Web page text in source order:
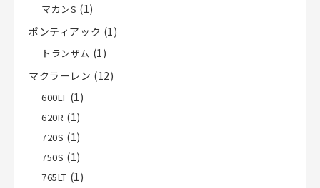
マカンS (1)
ポンティアック (1)
トランザム (1)
マクラーレン (12)
600LT (1)
620R (1)
720S (1)
750S (1)
765LT (1)